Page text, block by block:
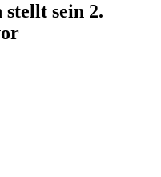
stellt sein 2.